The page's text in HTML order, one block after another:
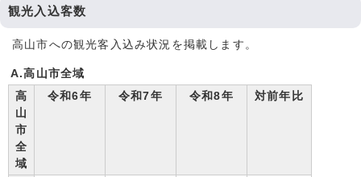
観光入込客数
高山市への観光客入込み状況を掲載します。
A.高山市全域
高
山
市
全
域
令和6年 令和7年 令和8年 対前年比